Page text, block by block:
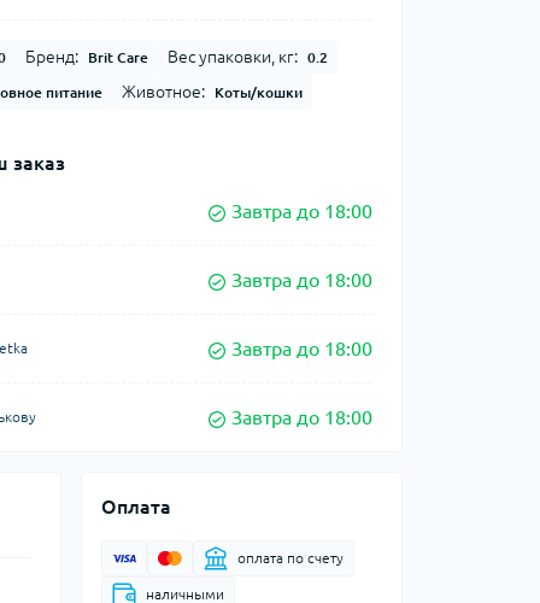
Бренд: Brit Care Вес упаковки, кг: 0.2
питание Животное: Коты/кошки
заказ
Завтра до 18:00
Завтра до 18:00
Завтра до 18:00
Завтра до 18:00
Оплата
оплата по счету
наличными